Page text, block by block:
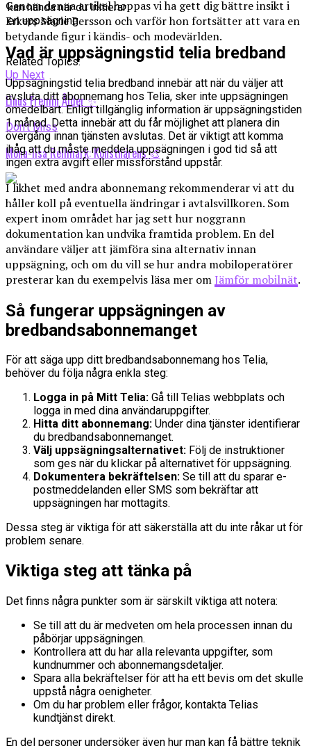
Genom denna artikel hoppas vi ha gett dig bättre insikt i
Erkers Marie Persson och varför hon fortsätter att vara en
betydande figur i kändis- och modevärlden.
Related Topics:
Up Next
Linus Fremin Ålder ✨
Don't Miss
Mona-lisa Rellmark: Konstnärens 🎨
kan hända när du initierar
en uppsägning.
Vad är uppsägningstid telia bredband
Uppsägningstid telia bredband innebär att när du väljer att
avsluta ditt abonnemang hos Telia, sker inte uppsägningen
omedelbart. Enligt tillgänglig information är uppsägningstiden
1 månad. Detta innebär att du får möjlighet att planera din
övergång innan tjänsten avslutas. Det är viktigt att komma
ihåg att du måste meddela uppsägningen i god tid så att
ingen extra avgift eller missförstånd uppstår.
I likhet med andra abonnemang rekommenderar vi att du
håller koll på eventuella ändringar i avtalsvillkoren. Som
expert inom området har jag sett hur noggrann
dokumentation kan undvika framtida problem. En del
användare väljer att jämföra sina alternativ innan
uppsägning, och om du vill se hur andra mobiloperatörer
presterar kan du exempelvis läsa mer omJämför mobilnät.
Så fungerar uppsägningen av
bredbandsabonnemanget
För att säga upp ditt bredbandsabonnemang hos Telia,
behöver du följa några enkla steg:
Logga in på Mitt Telia: Gå till Telias webbplats och
logga in med dina användaruppgifter.
Hitta ditt abonnemang: Under dina tjänster identifierar
du bredbandsabonnemanget.
Välj uppsägningsalternativet: Följ de instruktioner
som ges när du klickar på alternativet för uppsägning.
Dokumentera bekräftelsen: Se till att du sparar e-
postmeddelanden eller SMS som bekräftar att
uppsägningen har mottagits.
Dessa steg är viktiga för att säkerställa att du inte råkar ut för
problem senare.
Viktiga steg att tänka på
Det finns några punkter som är särskilt viktiga att notera:
Se till att du är medveten om hela processen innan du
påbörjar uppsägningen.
Kontrollera att du har alla relevanta uppgifter, som
kundnummer och abonnemangsdetaljer.
Spara alla bekräftelser för att ha ett bevis om det skulle
uppstå några oenigheter.
Om du har problem eller frågor, kontakta Telias
kundtjänst direkt.
En del personer undersöker även hur man kan få bättre teknik